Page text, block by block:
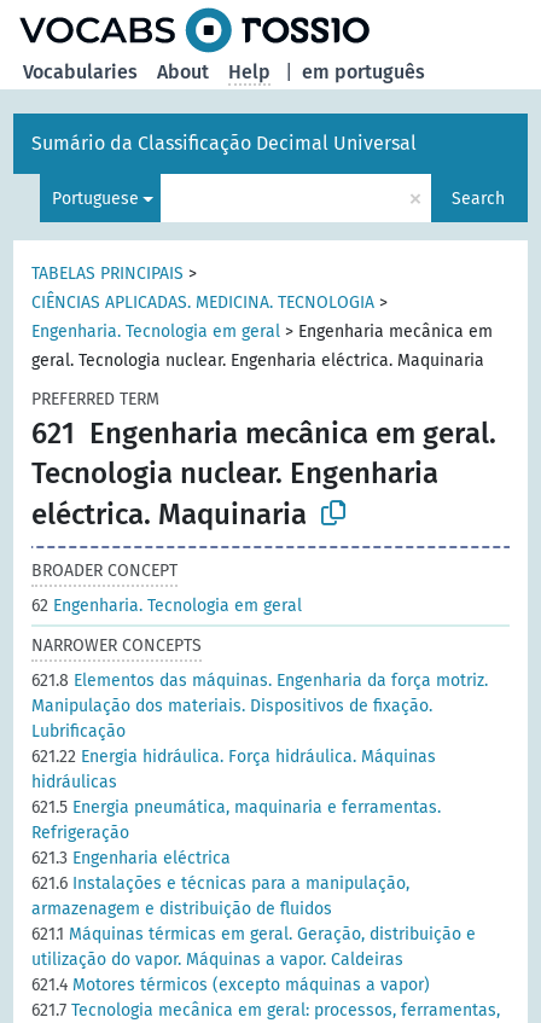
em português
Vocabularies About Help
Sumário da Classificação Decimal Universal
Portuguese × Search
TABELAS PRINCIPAIS >
CIÊNCIAS APLICADAS. MEDICINA. TECNOLOGIA >
Engenharia. Tecnologia em geral > Engenharia mecânica em
geral. Tecnologia nuclear. Engenharia eléctrica. Maquinaria
PREFERRED TERM
621 Engenharia mecânica em geral.
Tecnologia nuclear. Engenharia
eléctrica. Maquinaria
BROADER CONCEPT
62 Engenharia. Tecnologia em geral
NARROWER CONCEPTS
621.8 Elementos das máquinas. Engenharia da força motriz.
Manipulação dos materiais. Dispositivos de fixação.
Lubrificação
621.22 Energia hidráulica. Força hidráulica. Máquinas
hidráulicas
621.5 Energia pneumática, maquinaria e ferramentas.
Refrigeração
621.3 Engenharia eléctrica
621.6 Instalações e técnicas para a manipulação,
armazenagem e distribuição de fluidos
621.1 Máquinas térmicas em geral. Geração, distribuição e
utilização do vapor. Máquinas a vapor. Caldeiras
621.4 Motores térmicos (excepto máquinas a vapor)
621.7Tecnologia mecânica em geral: processos, ferramentas,